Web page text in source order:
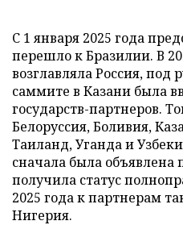
С 1 января 2025 года
перешло к Бразилии. В
возглавляла Россия, под
саммите в Казани была
государств-партнеров.
Белоруссия, Боливия,
Таиланд, Уганда и
сначала была объявлена
получила статус
2025 года к партнерам
Нигерия.